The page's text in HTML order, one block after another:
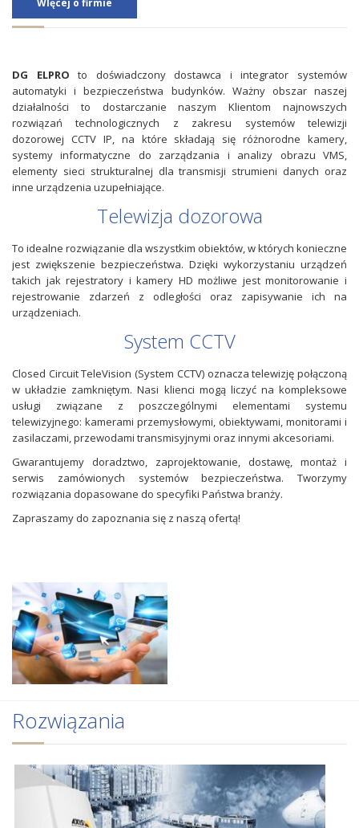
WIęcej o firmie
DG ELPRO to doświadczony dostawca i integrator systemów
automatyki i bezpieczeństwa budynków. Ważny obszar naszej
działalności to dostarczanie naszym Klientom najnowszych
rozwiązań technologicznych z zakresu systemów telewizji
dozorowej CCTV IP, na które składają się różnorodne kamery,
systemy informatyczne do zarządzania i analizy obrazu VMS,
elementy sieci strukturalnej dla transmisji strumieni danych oraz
inne urządzenia uzupełniające.
Telewizja dozorowa
To idealne rozwiązanie dla wszystkim obiektów, w których konieczne
jest zwiększenie bezpieczeństwa. Dzięki wykorzystaniu urządzeń
takich jak rejestratory i kamery HD możliwe jest monitorowanie i
rejestrowanie zdarzeń z odległości oraz zapisywanie ich na
urządzeniach.
System CCTV
Closed Circuit TeleVision (System CCTV) oznacza telewizję połączoną
w układzie zamkniętym. Nasi klienci mogą liczyć na kompleksowe
usługi związane z poszczególnymi elementami systemu
telewizyjnego: kamerami przemysłowymi, obiektywami, monitorami i
zasilaczami, przewodami transmisyjnymi oraz innymi akcesoriami.
Gwarantujemy doradztwo, zaprojektowanie, dostawę, montaż i
serwis zamówionych systemów bezpieczeństwa. Tworzymy
rozwiązania dopasowane do specyfiki Państwa branży.
Zapraszamy do zapoznania się z naszą ofertą!
Rozwiązania